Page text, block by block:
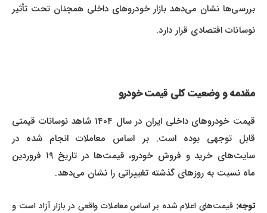
بررسی‌ها نشان می‌دهد بازار خودروهای داخلی همچنان تحت تأثیر
نوسانات اقتصادی قرار دارد.
مقدمه و وضعیت کلی قیمت خودرو
قیمت خودروهای داخلی ایران در سال ۱۴۰۴ شاهد نوسانات قیمتی
قابل توجهی بوده است. بر اساس معاملات انجام شده در
سایت‌های خرید و فروش خودرو، قیمت‌ها در تاریخ ۱۹ فروردین
ماه نسبت به روزهای گذشته تغییراتی را نشان می‌دهد.
توجه:قیمت‌های اعلام شده بر اساس معاملات واقعی در بازار آزاد است و